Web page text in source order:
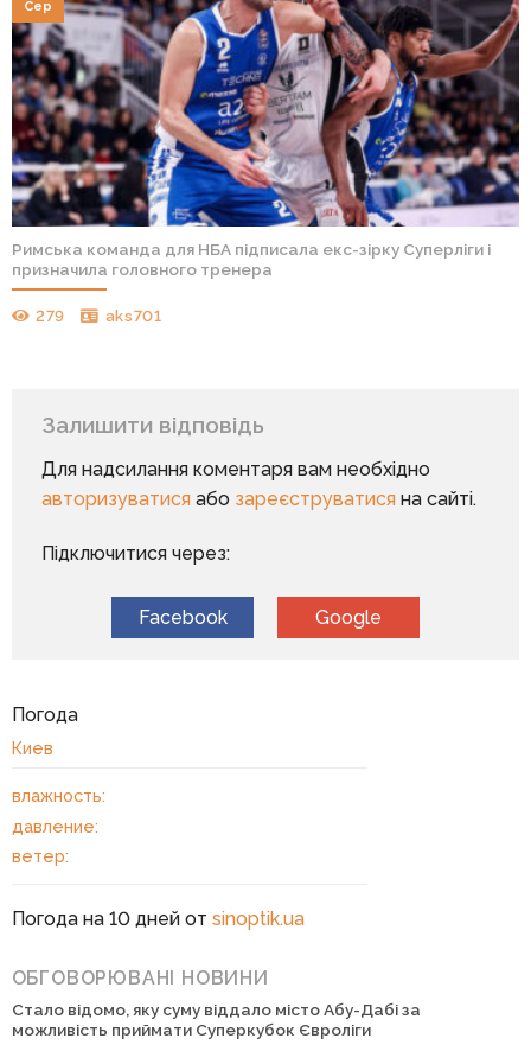
Римська команда для НБА підписала екс-зірку Суперліги і
призначила головного тренера
279 aks701
Сер
Залишити відповідь
Для надсилання коментаря вам необхідно
авторизуватисяабо зареєструватисяна сайті.
Підключитися через:
Facebook Google
Погода
Киев
влажность:
давление:
ветер:
Погода на 10 дней от sinoptik.ua
ОБГОВОРЮВАНІ НОВИНИ
Стало відомо, яку суму віддало місто Абу-Дабі за
можливість приймати Суперкубок Євроліги